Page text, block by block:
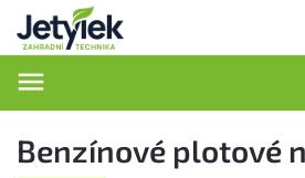
Benzínové plotové